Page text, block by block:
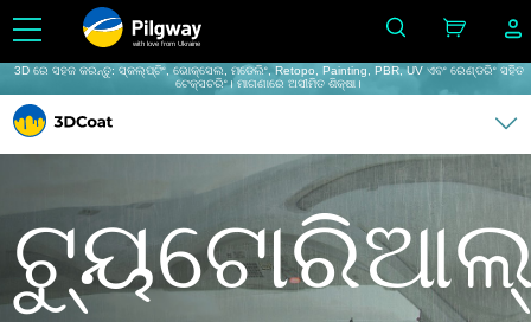
with love from Ukraine
3D ରେ ସହଜ କରନ୍ତୁ: ସ୍କଲ୍ପ୍ଟିଂ, ଭୋକ୍ସେଲ, ମଡେଲିଂ, Retopo, Painting, PBR, UV ଏବଂ ରେଣ୍ଡରିଂ ସହିତ
ଟେକ୍ସଚରିଂ। ମାଗଣାରେ ଅସୀମିତ ଶିକ୍ଷା।